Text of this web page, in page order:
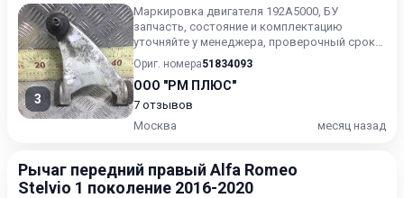
3
Маркировка двигателя 192A5000, БУ
запчасть, состояние и комплектацию
уточняйте у менеджера, проверочный срок
от 14 до 30 дней.
Ориг. номера51834093
ООО "РМ ПЛЮС"
7 отзывов
Москва
месяц назад
Рычаг передний правый Alfa Romeo
Stelvio 1 поколение 2016-2020